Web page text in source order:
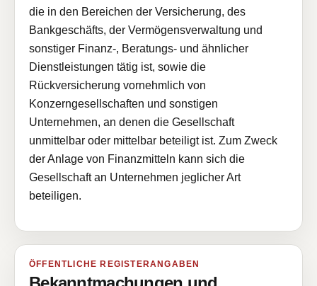
die in den Bereichen der Versicherung, des
Bankgeschäfts, der Vermögensverwaltung und
sonstiger Finanz-, Beratungs- und ähnlicher
Dienstleistungen tätig ist, sowie die
Rückversicherung vornehmlich von
Konzerngesellschaften und sonstigen
Unternehmen, an denen die Gesellschaft
unmittelbar oder mittelbar beteiligt ist. Zum Zweck
der Anlage von Finanzmitteln kann sich die
Gesellschaft an Unternehmen jeglicher Art
beteiligen.
ÖFFENTLICHE REGISTERANGABEN